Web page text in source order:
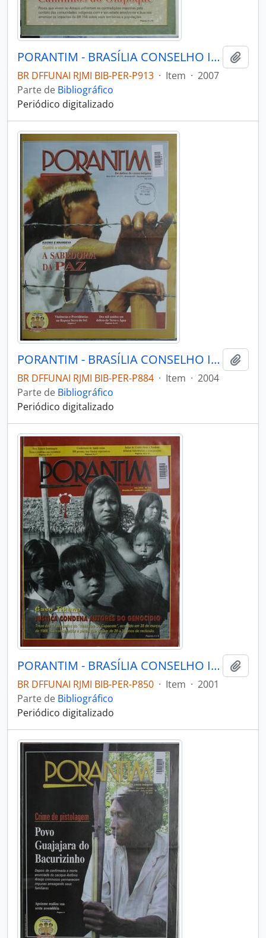
PORANTIM - BRASÍLIA CONSELHO INDIGENISTA MISSIONÁRIO - 2007 - Nº301
BR DFFUNAI RJMI BIB-PER-P913 · Item · 2007
Parte de Bibliográfico
Periódico digitalizado
PORANTIM - BRASÍLIA CONSELHO INDIGENISTA MISSIONÁRIO - 2004 - Nº271
BR DFFUNAI RJMI BIB-PER-P884 · Item · 2004
Parte de Bibliográfico
Periódico digitalizado
PORANTIM - BRASÍLIA CONSELHO INDIGENISTA MISSIONÁRIO - 2001 - Nº236
BR DFFUNAI RJMI BIB-PER-P850 · Item · 2001
Parte de Bibliográfico
Periódico digitalizado